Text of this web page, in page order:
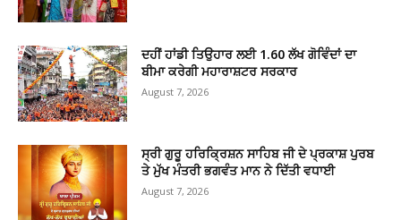
ਦਹੀਂ ਹਾਂਡੀ ਤਿਉਹਾਰ ਲਈ 1.60 ਲੱਖ ਗੋਵਿੰਦਾਂ ਦਾ
ਬੀਮਾ ਕਰੇਗੀ ਮਹਾਰਾਸ਼ਟਰ ਸਰਕਾਰ
August 7, 2026
ਸ੍ਰੀ ਗੁਰੂ ਹਰਿਕ੍ਰਿਸ਼ਨ ਸਾਹਿਬ ਜੀ ਦੇ ਪ੍ਰਕਾਸ਼ ਪੁਰਬ
ਤੇ ਮੁੱਖ ਮੰਤਰੀ ਭਗਵੰਤ ਮਾਨ ਨੇ ਦਿੱਤੀ ਵਧਾਈ
August 7, 2026